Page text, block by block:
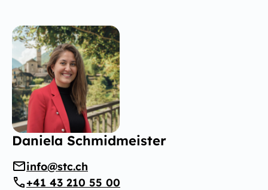
Daniela Schmidmeister
info@stc.ch
+41 43 210 55 00